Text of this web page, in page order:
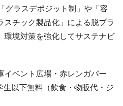
グラスデポジット制」や「容
スチック製品化」による脱プラ
環境対策を強化してサステナビ
ベント広場・赤レンガパー
以下無料（飲食・物販代・ジ